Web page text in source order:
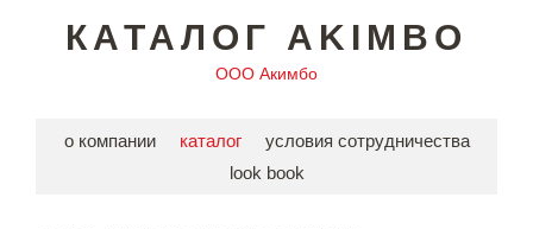
КАТАЛОГ AKIMBO
ООО Акимбо
о компании каталог
условия сотрудничества
look book